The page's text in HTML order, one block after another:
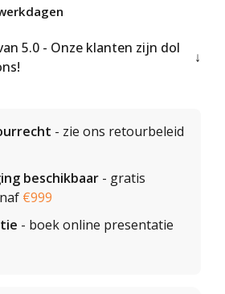
5.0 - Onze klanten zijn dol
- zie ons retourbeleid
beschikbaar - gratis
€999
- boek online presentatie